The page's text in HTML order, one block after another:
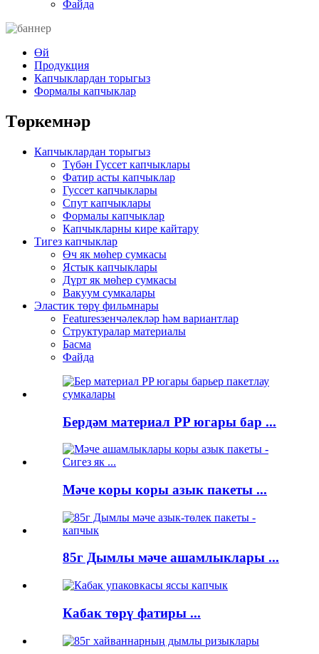
Файда
Өй
Продукция
Капчыклардан торыгыз
Формалы капчыклар
Төркемнәр
Капчыклардан торыгыз
Түбән Гуссет капчыклары
Фатир асты капчыклар
Гуссет капчыклары
Спут капчыклары
Формалы капчыклар
Капчыкларны кире кайтару
Тигез капчыклар
Өч як мөһер сумкасы
Ястык капчыклары
Дүрт як мөһер сумкасы
Вакуум сумкалары
Эластик төрү фильмнары
Featuresзенчәлекләр һәм вариантлар
Структуралар материалы
Басма
Файда
Бердәм материал PP югары бар ...
Мәче коры коры азык пакеты ...
85г Дымлы мәче ашамлыклары ...
Кабак төрү фатиры ...